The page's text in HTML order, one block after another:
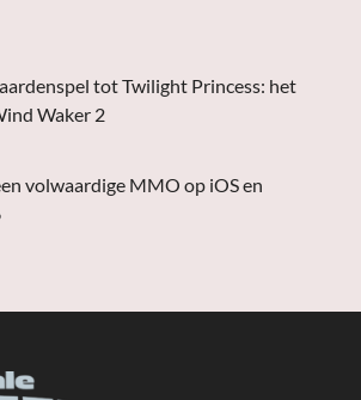
tot Twilight Princess: het
Waker 2
volwaardige MMO op iOS en